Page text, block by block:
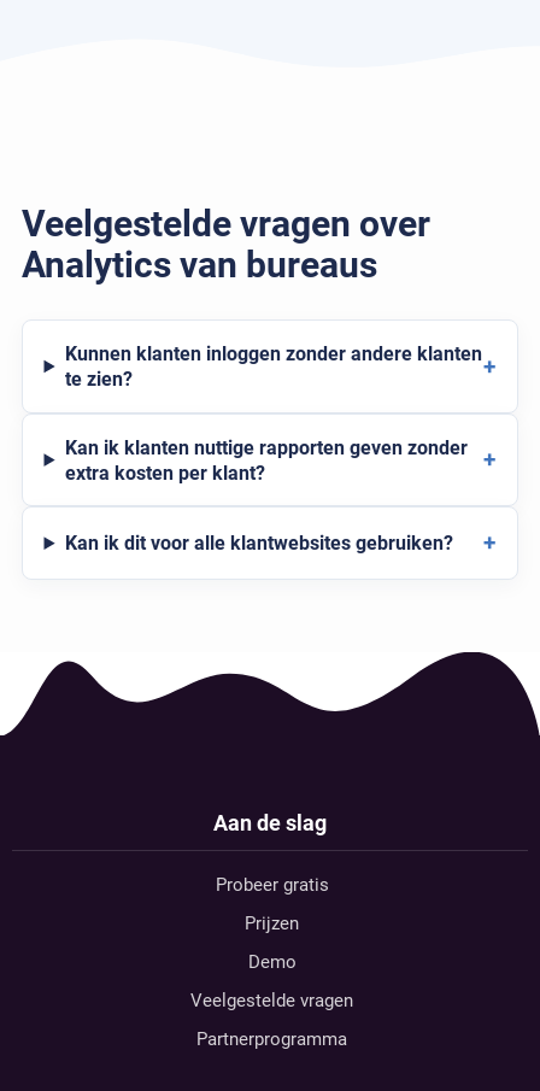
Veelgestelde vragen over
Analytics van bureaus
Kunnen klanten inloggen zonder andere klanten
te zien?
+
Kan ik klanten nuttige rapporten geven zonder
extra kosten per klant?
+
Kan ik dit voor alle klantwebsites gebruiken? +
Aan de slag
Probeer gratis
Prijzen
Demo
Veelgestelde vragen
Partnerprogramma